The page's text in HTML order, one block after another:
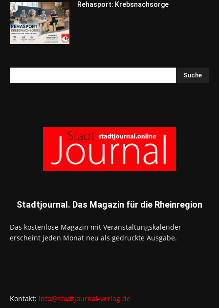
Rehasport: Krebsnachsorge
Suche
Stadtjournal. Das Magazin für die Rheinregion
Das kostenlose Magazin mit Veranstaltungskalender
erscheint jeden Monat neu als gedruckte Ausgabe.
Kontakt: info@stadtjournal-verlag.de